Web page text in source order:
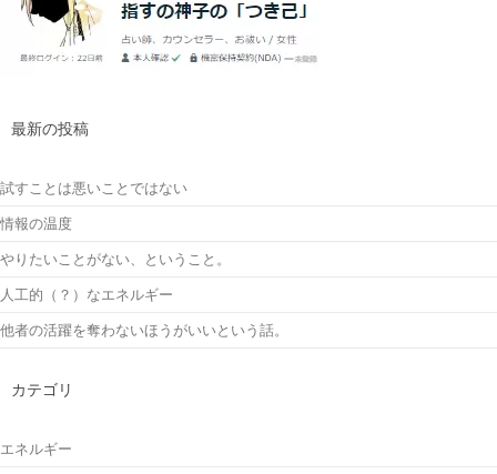
最新の投稿
試すことは悪いことではない
情報の温度
やりたいことがない、ということ。
人工的（？）なエネルギー
他者の活躍を奪わないほうがいいという話。
カテゴリ
エネルギー